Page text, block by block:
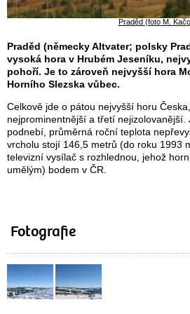
Praděd (foto M.
Praděd (německy Altvater; polsky
vysoká hora v Hrubém Jeseníku,
pohoří. Je to zároveň nejvyšší hora
Horního Slezska vůbec.
Celkově jde o pátou nejvyšší horu
nejprominentnější a třetí nejizolovanější.
podnebí, průměrná roční teplota
vrcholu stojí 146,5 metrů (do roku 1993
televizní vysílač s rozhlednou, jehož
umělým) bodem v ČR.
Fotografie